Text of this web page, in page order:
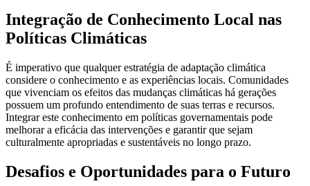
Integração de Conhecimento Local nas
Políticas Climáticas
É imperativo que qualquer estratégia de adaptação climática
considere o conhecimento e as experiências locais. Comunidades
que vivenciam os efeitos das mudanças climáticas há gerações
possuem um profundo entendimento de suas terras e recursos.
Integrar este conhecimento em políticas governamentais pode
melhorar a eficácia das intervenções e garantir que sejam
culturalmente apropriadas e sustentáveis no longo prazo.
Desafios e Oportunidades para o Futuro